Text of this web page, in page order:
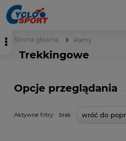
Strona główna Ramy
Trekkingowe
Opcje przeglądania
Aktywne filtry: brak wróć do